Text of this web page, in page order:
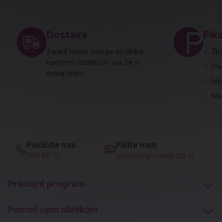
Dostava
Zaradi lastne zaloge so lahko
naročeni izdelki pri vas že v
nekaj dneh.
Pokličite nas
080 80 51
Pišite nam
spletna.trgovina@dzs.si
Prodajni program
Pomoč uporabnikom